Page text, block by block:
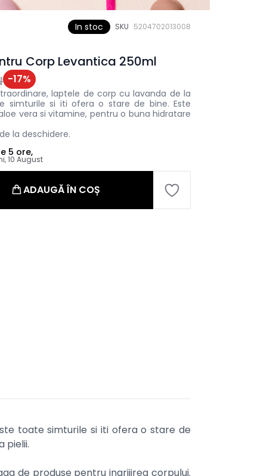
In stoc SKU 5204702013008
Corp Levantica 250ml
-17%
laptele de corp cu lavanda de la
simturile si iti ofera o stare de bine. Este
vera si vitamine, pentru o buna hidratare
la deschidere.
5 ore,
10 August
ADAUGĂ ÎN COȘ
toate simturile si iti ofera o stare de
pielii.
de produse pentru ingrijirea corpului.